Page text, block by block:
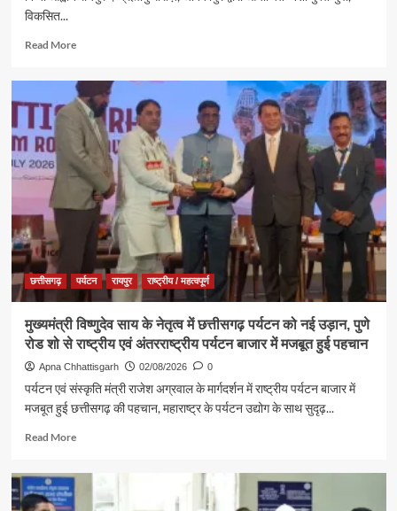
शांति,
और
खुशहाली
की
कामना
विकसित...
Read MoreRead
ब्रह्माकुमारीज़,
अंबिकापुर
मुक्त
युवा,
विकसित
भारत
संकल्प
अभियान’
कार्यक्रम
संस्कृति
एवं
धर्मस्व
श्री
राजेश
हुए
छत्तीसगढ़ पर्यटन रायपुर राष्ट्रीय / महत्वपूर्ण
मुख्यमंत्री विष्णुदेव साय के नेतृत्व में छत्तीसगढ़ पर्यटन को नई उड़ान, पुणे
रोड शो से राष्ट्रीय एवं अंतरराष्ट्रीय पर्यटन बाजार में मजबूत हुई पहचान
Apna Chhattisgarh 02/08/2026 0
पर्यटन एवं संस्कृति मंत्री राजेश अग्रवाल के मार्गदर्शन में राष्ट्रीय पर्यटन बाजार में
मजबूत हुई छत्तीसगढ़ की पहचान, महाराष्ट्र के पर्यटन उद्योग के साथ सुदृढ़...
Read MoreRead
विष्णुदेव